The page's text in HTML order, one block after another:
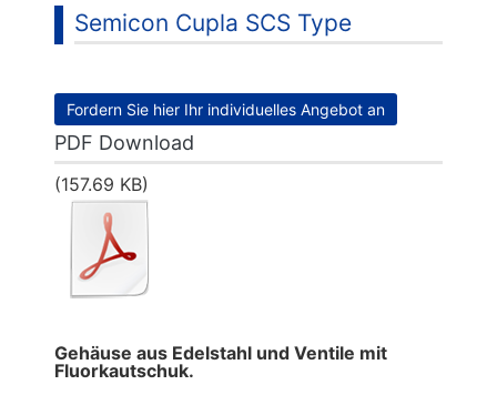
Semicon Cupla SCS Type
Fordern Sie hier Ihr individuelles Angebot an
PDF Download
(157.69 KB)
Gehäuse aus Edelstahl und Ventile mit
Fluorkautschuk.